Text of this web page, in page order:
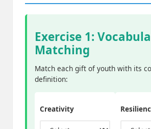
Exercise 1:
Matching
Match each gift of youth with its
definition:
Creativity